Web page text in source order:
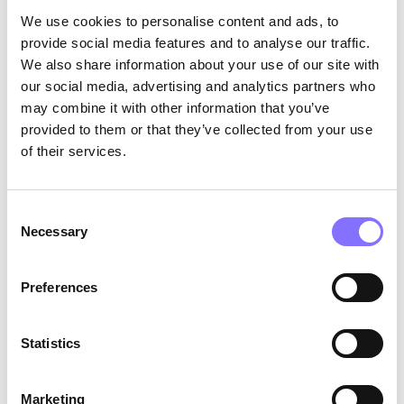
We use cookies to personalise content and ads, to
provide social media features and to analyse our traffic.
We also share information about your use of our site with
our social media, advertising and analytics partners who
may combine it with other information that you’ve
provided to them or that they’ve collected from your use
of their services.
Selection
Necessary
Preferences
Statistics
Marketing
θετική του στάση ήταν φανερή καθ’ όλη τη
διάρκεια της συνέντευξης, καθώς εξέφρασε
ευγνωμοσύνη και ταπεινότητα. Τέλος, είναι σαφές
ότι ο Γιάννης διαθέτει υψηλά επίπεδα
αυτογνωσίας, γεγονός που αποτελεί βασικό
χαρακτηριστικό των επιτυχημένων ατόμων.
Photo by
Σε έναν κόσμο όπου η επιτυχία ορίζεται συχνά